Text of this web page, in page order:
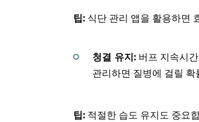
팁: 식단 관리 앱을 활용하면
청결 유지: 버프 지속시
관리하면 질병에 걸릴
팁: 적절한 습도 유지도 중요